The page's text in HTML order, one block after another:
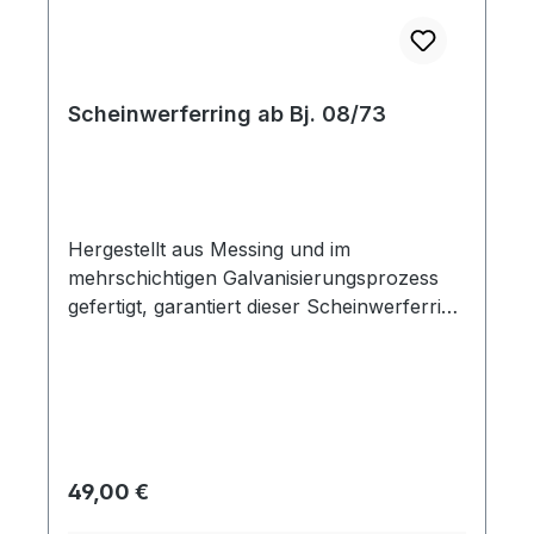
Scheinwerferring ab Bj. 08/73
Hergestellt aus Messing und im
mehrschichtigen Galvanisierungsprozess
gefertigt, garantiert dieser Scheinwerferring
Regulärer Preis:
49,00 €